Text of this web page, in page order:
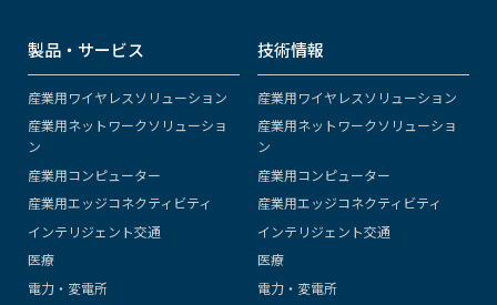
製品・サービス
産業用ワイヤレスソリューション
産業用ネットワークソリューショ
ン
産業用コンピューター
産業用エッジコネクティビティ
インテリジェント交通
医療
電力・変電所
技術情報
産業用ワイヤレスソリューション
産業用ネットワークソリューショ
ン
産業用コンピューター
産業用エッジコネクティビティ
インテリジェント交通
医療
電力・変電所